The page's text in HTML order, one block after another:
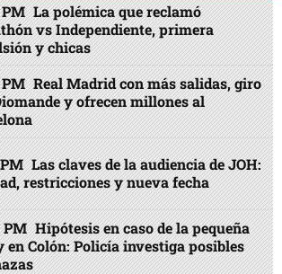
PM La polémica que reclamó
vs Independiente, primera
y chicas
PM Real Madrid con más salidas, giro
y ofrecen millones al
PM Las claves de la audiencia de JOH:
restricciones y nueva fecha
PM Hipótesis en caso de la pequeña
en Colón: Policía investiga posibles